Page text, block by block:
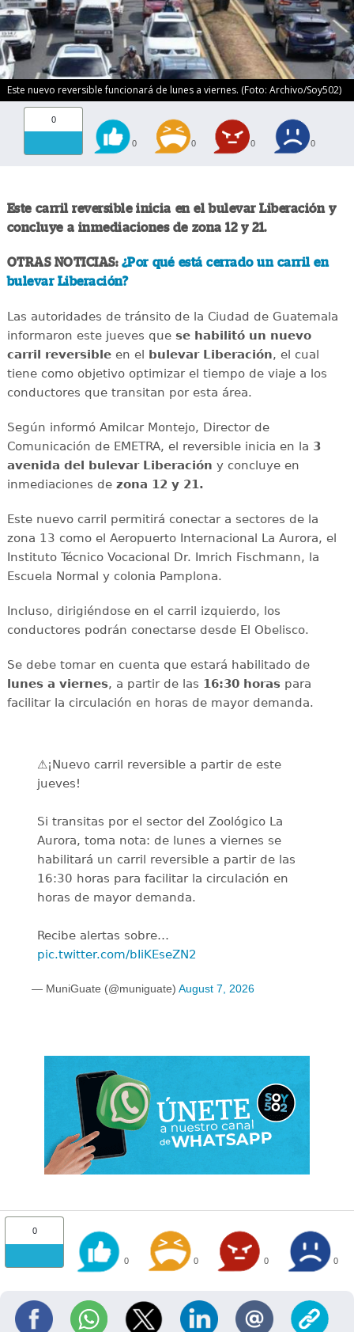
Este nuevo reversible funcionará de lunes a viernes. (Foto: Archivo/Soy502)
0
0 0 0 0
Este carril reversible inicia en el bulevar Liberación y
concluye a inmediaciones de zona 12 y 21.
OTRAS NOTICIAS: ¿Por qué está cerrado un carril en
bulevar Liberación?
Las autoridades de tránsito de la Ciudad de Guatemala
informaron este jueves que se habilitó un nuevo
carril reversibleen el bulevar Liberación, el cual
tiene como objetivo optimizar el tiempo de viaje a los
conductores que transitan por esta área.
Según informó Amilcar Montejo, Director de
Comunicación de EMETRA, el reversible inicia en la 3
avenida del bulevar Liberación y concluye en
inmediaciones de zona 12 y 21.
Este nuevo carril permitirá conectar a sectores de la
zona 13 como el Aeropuerto Internacional La Aurora, el
Instituto Técnico Vocacional Dr. Imrich Fischmann, la
Escuela Normal y colonia Pamplona.
Incluso, dirigiéndose en el carril izquierdo, los
conductores podrán conectarse desde El Obelisco.
Se debe tomar en cuenta que estará habilitado de
lunes a viernes, a partir de las 16:30 horaspara
facilitar la circulación en horas de mayor demanda.
⚠️¡Nuevo carril reversible a partir de este
jueves!
Si transitas por el sector del Zoológico La
Aurora, toma nota: de lunes a viernes se
habilitará un carril reversible a partir de las
16:30 horas para facilitar la circulación en
horas de mayor demanda.
Recibe alertas sobre…
pic.twitter.com/bIiKEseZN2
— MuniGuate (@muniguate) August 7, 2026
0
0 0 0 0